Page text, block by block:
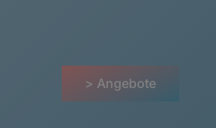
> Angebote